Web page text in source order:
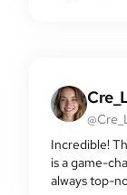
Incredible!
is a game-
always top-